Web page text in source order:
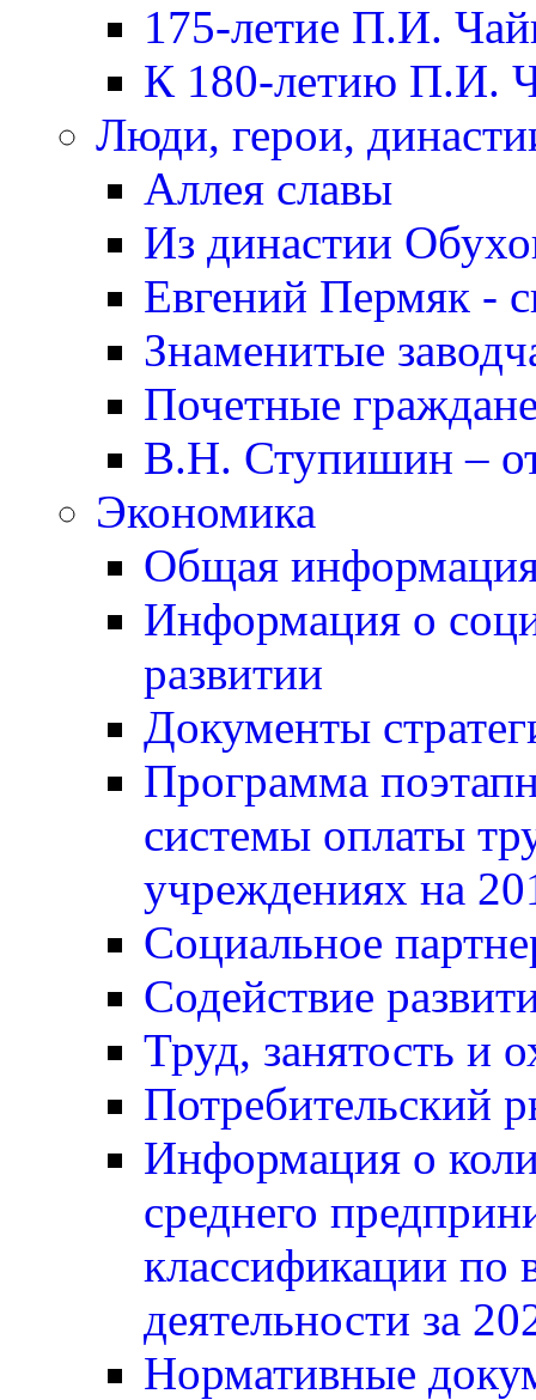
175-летие П.И.
К 180-летию П.И.
Люди, герои,
Аллея славы
Из династии
Евгений Пермяк -
Знаменитые
Почетные
В.Н. Ступишин –
Экономика
Общая
Информация о
развитии
Документы
Программа
системы оплаты
учреждениях на
Социальное
Содействие
Труд, занятость и
Потребительский
Информация о
среднего
классификации по
деятельности за
Нормативные